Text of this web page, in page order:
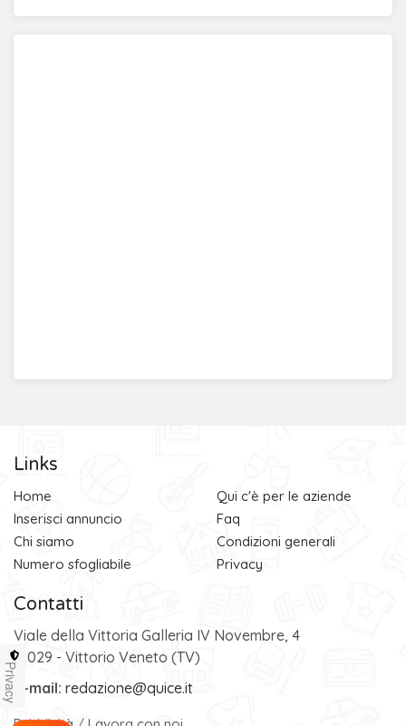
Links
Home
Inserisci annuncio
Chi siamo
Numero sfogliabile
Qui c'è per le aziende
Faq
Condizioni generali
Privacy
Contatti
Viale della Vittoria Galleria IV Novembre, 4
31029 - Vittorio Veneto (TV)
e-mail: redazione@quice.it
Privacy